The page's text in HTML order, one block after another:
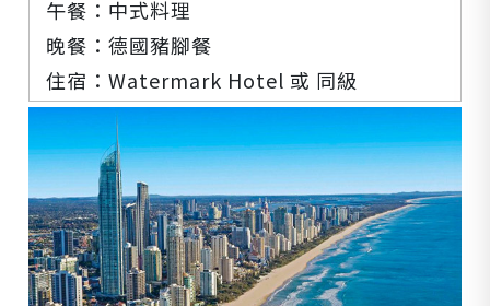
午餐：中式料理
晚餐：德國豬腳餐
住宿：Watermark Hotel 或 同級